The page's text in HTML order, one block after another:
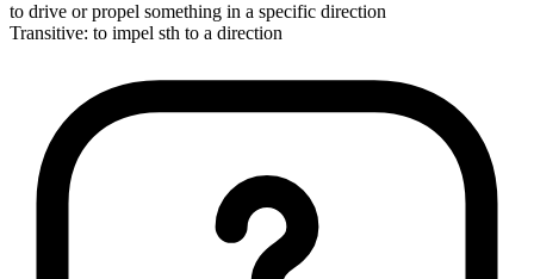
to drive or propel something in a specific direction
Transitive: to impel sth to a direction